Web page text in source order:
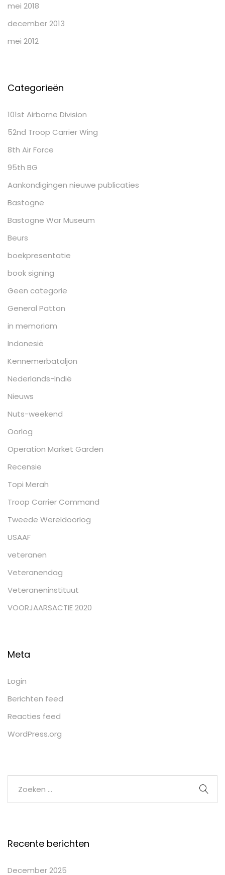
mei 2018
december 2013
mei 2012
Categorieën
101st Airborne Division
52nd Troop Carrier Wing
8th Air Force
95th BG
Aankondigingen nieuwe publicaties
Bastogne
Bastogne War Museum
Beurs
boekpresentatie
book signing
Geen categorie
General Patton
in memoriam
Indonesië
Kennemerbataljon
Nederlands-Indië
Nieuws
Nuts-weekend
Oorlog
Operation Market Garden
Recensie
Topi Merah
Troop Carrier Command
Tweede Wereldoorlog
USAAF
veteranen
Veteranendag
Veteraneninstituut
VOORJAARSACTIE 2020
Meta
Login
Berichten feed
Reacties feed
WordPress.org
Recente berichten
December 2025